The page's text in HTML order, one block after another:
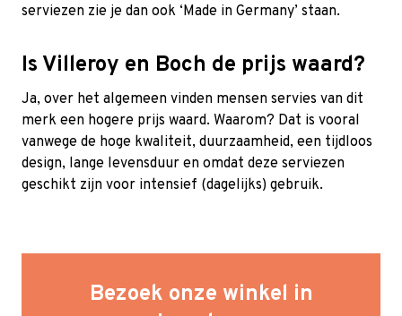
serviezen zie je dan ook ‘Made in Germany’ staan.
Is Villeroy en Boch de prijs waard?
Ja, over het algemeen vinden mensen servies van dit
merk een hogere prijs waard. Waarom? Dat is vooral
vanwege de hoge kwaliteit, duurzaamheid, een tijdloos
design, lange levensduur en omdat deze serviezen
geschikt zijn voor intensief (dagelijks) gebruik.
Bezoek onze winkel in